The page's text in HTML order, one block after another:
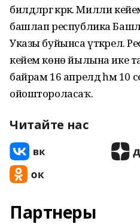
билдәләргә кәрәк. Милли
башлап республика
Указы буйынса үткәрелә.
кейем көнө йылына ике
байрам 16 апрелдә һәм 10
ойоштороласаҡ.
Читайте нас
Партнеры